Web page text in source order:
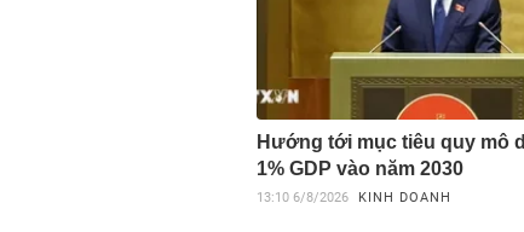
Hướng tới mục tiêu quy mô
1% GDP vào năm 2030
13:10 6/8/2026 KINH DOANH